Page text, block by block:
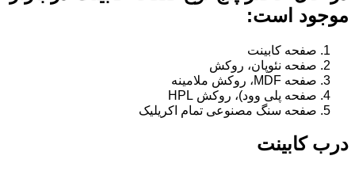
موجود است:
صفحه کابینت
صفحه نئوپان، روکش
صفحه MDF، روکش ملامینه
صفحه پلی وود)، روکش HPL
صفحه سنگ مصنوعی تمام اکریلیک
درب کابینت